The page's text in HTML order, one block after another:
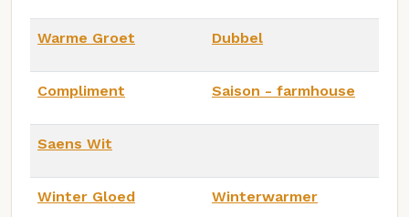
Warme Groet Dubbel
Compliment Saison - farmhouse
Saens Wit
Winter Gloed Winterwarmer